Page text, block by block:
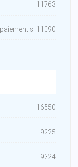
11763
s 11390
16550
9225
9324